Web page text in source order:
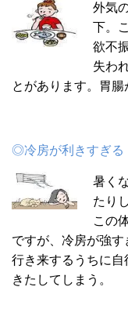
外気
下。
欲不
失わ
とがあります。胃
◎冷房が利きすぎる
暑く
たり
この
ですが、冷房が強
行き来するうちに
きたしてしまう。